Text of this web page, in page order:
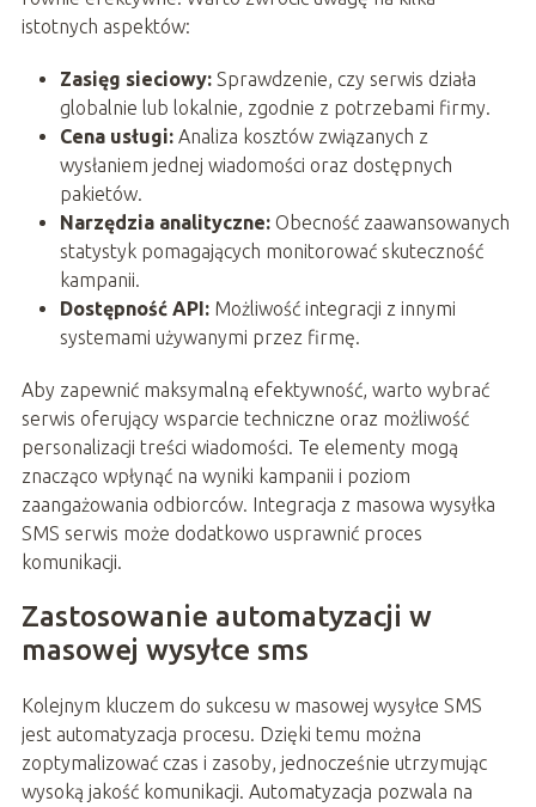
istotnych aspektów:
Zasięg sieciowy:Sprawdzenie, czy serwis działa
globalnie lub lokalnie, zgodnie z potrzebami firmy.
Cena usługi:Analiza kosztów związanych z
wysłaniem jednej wiadomości oraz dostępnych
pakietów.
Narzędzia analityczne:Obecność zaawansowanych
statystyk pomagających monitorować skuteczność
kampanii.
Dostępność API:Możliwość integracji z innymi
systemami używanymi przez firmę.
Aby zapewnić maksymalną efektywność, warto wybrać
serwis oferujący wsparcie techniczne oraz możliwość
personalizacji treści wiadomości. Te elementy mogą
znacząco wpłynąć na wyniki kampanii i poziom
zaangażowania odbiorców. Integracja z masowa wysyłka
SMS serwis może dodatkowo usprawnić proces
komunikacji.
Zastosowanie automatyzacji w
masowej wysyłce sms
Kolejnym kluczem do sukcesu w masowej wysyłce SMS
jest automatyzacja procesu. Dzięki temu można
zoptymalizować czas i zasoby, jednocześnie utrzymując
wysoką jakość komunikacji. Automatyzacja pozwala na